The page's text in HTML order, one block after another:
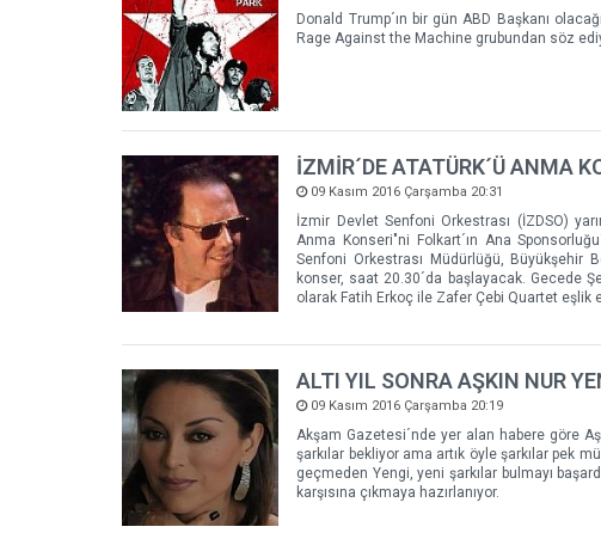
Donald Trump´ın bir gün ABD Başkanı
Rage Against the Machine grubundan söz
İZMİR´DE ATATÜRK´Ü ANMA
09 Kasım 2016 Çarşamba 20:31
İzmir Devlet Senfoni Orkestrası (İZDSO)
Anma Konseri"ni Folkart´ın Ana
Senfoni Orkestrası Müdürlüğü, Büyükşehir
konser, saat 20.30´da başlayacak. Gecede
olarak Fatih Erkoç ile Zafer Çebi Quartet eşlik
ALTI YIL SONRA AŞKIN NUR
09 Kasım 2016 Çarşamba 20:19
Akşam Gazetesi´nde yer alan habere göre
şarkılar bekliyor ama artık öyle şarkılar pek
geçmeden Yengi, yeni şarkılar bulmayı
karşısına çıkmaya hazırlanıyor.